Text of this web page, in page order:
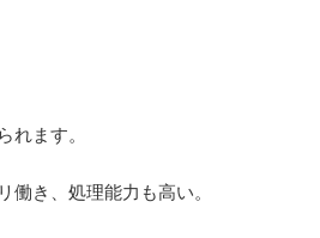
れます。
働き、処理能力も高い。